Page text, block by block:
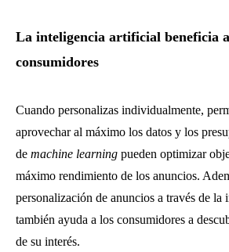
La inteligencia artificial beneficia
consumidores
Cuando personalizas individualmente,
aprovechar al máximo los datos y los
de machine learning pueden optimizar
máximo rendimiento de los anuncios.
personalización de anuncios a través de
también ayuda a los consumidores a
de su interés.